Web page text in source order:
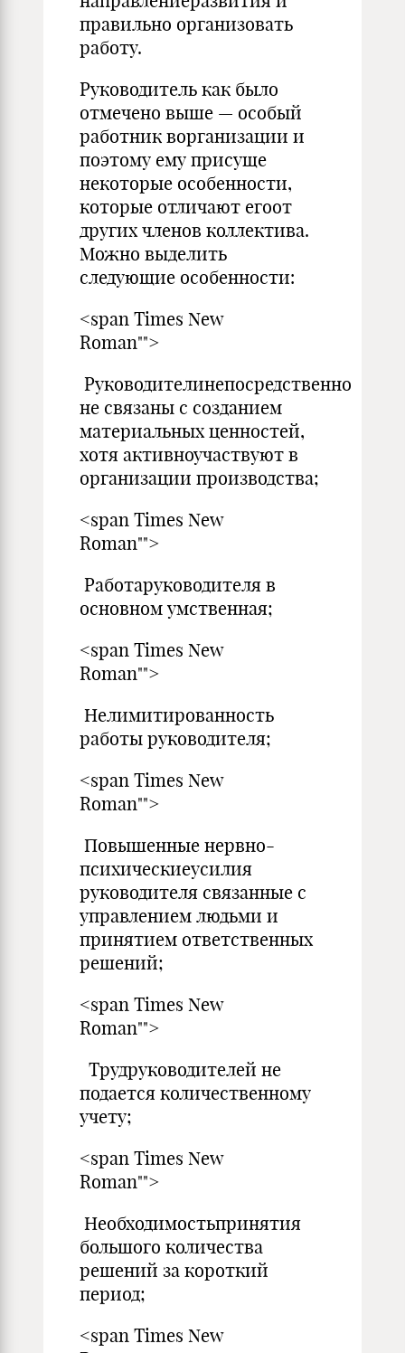
правильно организовать
работу.
Руководитель как было
отмечено выше — особый
работник ворганизации и
поэтому ему присуще
некоторые особенности,
которые отличают егоот
других членов коллектива.
Можно выделить
следующие особенности:
<span Times New
Roman"">
Руководителинепосредственно
не связаны с созданием
материальных ценностей,
хотя активноучаствуют в
организации производства;
<span Times New
Roman"">
Работаруководителя в
основном умственная;
<span Times New
Roman"">
Нелимитированность
работы руководителя;
<span Times New
Roman"">
Повышенные нервно-
психическиеусилия
руководителя связанные с
управлением людьми и
принятием ответственных
решений;
<span Times New
Roman"">
Трудруководителей не
подается количественному
учету;
<span Times New
Roman"">
Необходимостьпринятия
большого количества
решений за короткий
период;
<span Times New